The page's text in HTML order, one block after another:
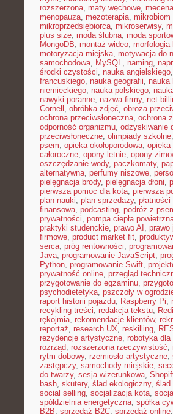
rozszerzona, maty węchowe,
menopauza, mezoterapia, mikrobiom
mikroprzedsiębiorca, mikroserwisy,
plus size, moda ślubna, moda
MongoDB, montaż wideo, morfologia
motoryzacja miejska, motywacja do
samochodowa, MySQL, naming,
środki czystości, nauka angielskiego,
francuskiego, nauka geografii, nauka
niemieckiego, nauka polskiego,
nawyki poranne, nazwa firmy, net-
Cornell , obróbka zdjęć, obroża
ochrona przeciwsłoneczna, ochrona
odporność organizmu, odzyskiwanie
przeciwsłoneczne, olimpiady szkolne,
psem, opieka okołoporodowa, opieka
całoroczne, opony letnie, opony
oszczędzanie wody, paczkomaty,
alternatywna, perfumy niszowe,
pielęgnacja brody, pielęgnacja dłoni,
pierwsza pomoc dla kota, pierwsza
plan nauki, plan sprzedaży,
finansowa, podcasting, podróż z
prywatności, pompa ciepła
praktyki studenckie, prawo AI , prawo
firmowe, product market fit,
serca, próg rentowności,
Java, programowanie JavaScript,
Python, programowanie Swift,
prywatność online, przegląd
przygotowanie do egzaminu,
psychodietetyka, pszczoły w
raport historii pojazdu, Raspberry Pi,
recykling treści, redakcja tekstu,
rękojmia, rekomendacje klientów,
reportaż, research UX, reskilling,
rezydencje artystyczne, robotyka dla
rozrząd, rozszerzona rzeczywistość,
rytm dobowy, rzemiosło artystyczne,
zastępczy, samochody miejskie,
do twarzy, sesja wizerunkowa,
bash, skutery, ślad ekologiczny, ślad
social selling, socjalizacja kota,
spółdzielnia energetyczna, spółka
B2B, sprzedaż B2C, sprzedaż online,